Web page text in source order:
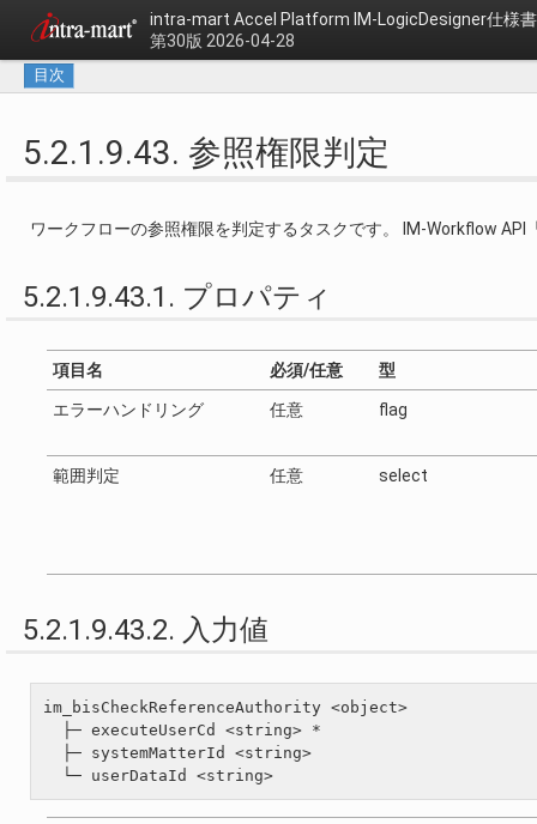
intra-mart Accel Platform IM-LogicDesigner仕様書
第30版 2026-04-28
目次
5.2.1.9.43. 参照権限判定
ワークフローの参照権限を判定するタスクです。 IM-Workflow API
5.2.1.9.43.1. プロパティ
項目名 必須/任意 型
エラーハンドリング 任意 flag
範囲判定 任意 select
5.2.1.9.43.2. 入力値
im_bisCheckReferenceAuthority <object>
  ├─ executeUserCd <string> *
  ├─ systemMatterId <string>